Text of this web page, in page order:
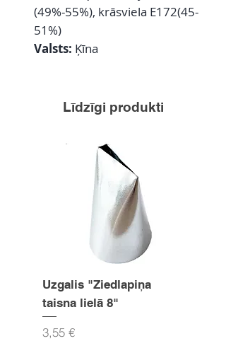
(49%-55%), krāsviela E172(45-
51%)
Valsts: Ķīna
Līdzīgi produkti
Uzgalis "Ziedlapiņa
taisna lielā 8"
Cena
3,55 €